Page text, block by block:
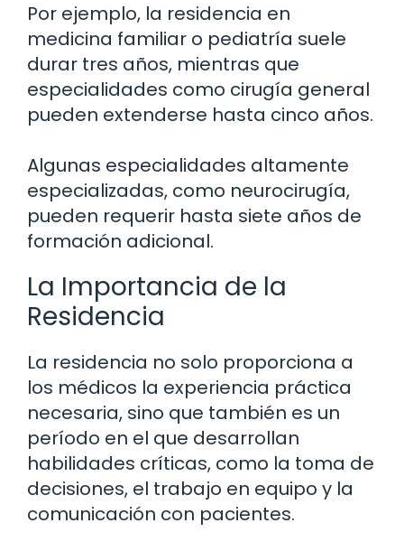
Por ejemplo, la residencia en
medicina familiar o pediatría suele
durar tres años, mientras que
especialidades como cirugía general
pueden extenderse hasta cinco años.
Algunas especialidades altamente
especializadas, como neurocirugía,
pueden requerir hasta siete años de
formación adicional.
La Importancia de la
Residencia
La residencia no solo proporciona a
los médicos la experiencia práctica
necesaria, sino que también es un
período en el que desarrollan
habilidades críticas, como la toma de
decisiones, el trabajo en equipo y la
comunicación con pacientes.